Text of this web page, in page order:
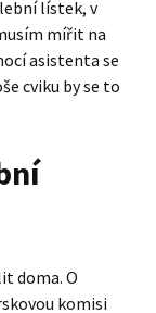
lístek, v
mířit na
asistenta se
cviku by se to
doma. O
komisi